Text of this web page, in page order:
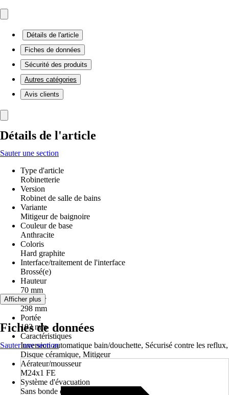
Détails de l'article
Fiches de données
Sécurité des produits
Autres catégories
Avis clients
Détails de l'article
Sauter une section
Type d'article
Robinetterie
Version
Robinet de salle de bains
Variante
Mitigeur de baignoire
Couleur de base
Anthracite
Coloris
Hard graphite
Interface/traitement de l'interface
Brossé(e)
Hauteur
70 mm
Largeur
298 mm
Portée
193 mm
Caractéristiques
Inversion automatique bain/douchette, Sécurisé contre les reflux,
Disque céramique, Mitigeur
Aérateur/mousseur
M24x1 FE
Système d'évacuation
Sans bonde de vidage
Afficher plus
Fiches de données
Sauter une section